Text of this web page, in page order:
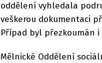
oddělení vyhledala
veškerou dokumentaci
Případ byl přezkoumán i
Mělnické Oddělení